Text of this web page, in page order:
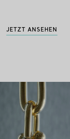
JETZT ANSEHEN